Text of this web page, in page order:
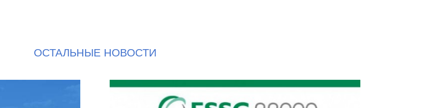
ОСТАЛЬНЫЕ НОВОСТИ